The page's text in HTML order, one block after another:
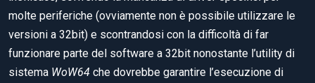
molte periferiche (ovviamente non è possibile utilizzare le
versioni a 32bit) e scontrandosi con la difficoltà di far
funzionare parte del software a 32bit nonostante l’utility di
sistema WoW64 che dovrebbe garantire l’esecuzione di